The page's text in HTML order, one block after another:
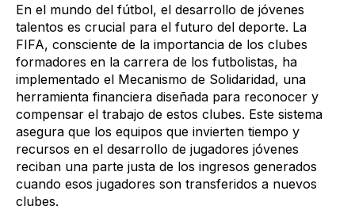
En el mundo del fútbol, el desarrollo de jóvenes
talentos es crucial para el futuro del deporte. La
FIFA, consciente de la importancia de los clubes
formadores en la carrera de los futbolistas, ha
implementado el Mecanismo de Solidaridad, una
herramienta financiera diseñada para reconocer y
compensar el trabajo de estos clubes. Este sistema
asegura que los equipos que invierten tiempo y
recursos en el desarrollo de jugadores jóvenes
reciban una parte justa de los ingresos generados
cuando esos jugadores son transferidos a nuevos
clubes.